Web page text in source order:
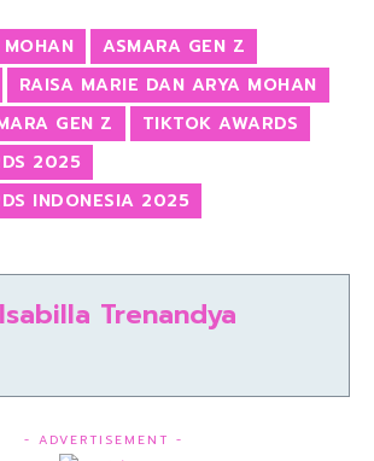
ASMARA GEN Z
RAISA MARIE DAN ARYA MOHAN
GEN Z
TIKTOK AWARDS
2025
INDONESIA 2025
Trenandya
- ADVERTISEMENT -